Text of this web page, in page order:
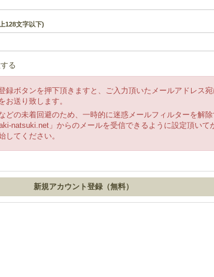
128文字以下)
る
録ボタンを押下頂きますと、ご入力頂いたメールアドレス宛
お送り致します。
どの未着回避のため、一時的に迷惑メールフィルターを解除
natsuki.net」からのメールを受信できるように設定頂いて
してください。